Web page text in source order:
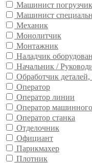
Машинист
Машинист
Механик
Монолитчик
Монтажник
Наладчик
Начальник /
Обработчик
Оператор
Оператор линии
Оператор
Оператор станка
Отделочник
Официант
Парикмахер
Плотник